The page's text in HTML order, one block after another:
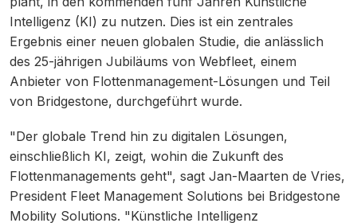
Intelligenz (KI) zu nutzen. Dies ist ein zentrales
Ergebnis einer neuen globalen Studie, die anlässlich
des 25-jährigen Jubiläums von Webfleet, einem
Anbieter von Flottenmanagement-Lösungen und Teil
von Bridgestone, durchgeführt wurde.
"Der globale Trend hin zu digitalen Lösungen,
einschließlich KI, zeigt, wohin die Zukunft des
Flottenmanagements geht", sagt Jan-Maarten de Vries,
President Fleet Management Solutions bei Bridgestone
Mobility Solutions. "Künstliche Intelligenz